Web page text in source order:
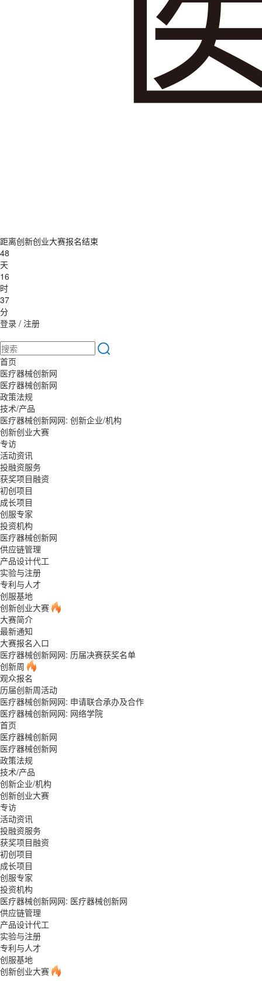
距离创新创业大赛报名结束
48
天
16
时
37
分
登录 / 注册
首页
医疗器械创新网
医疗器械创新网
政策法规
技术/产品
医疗器械创新网网: 创新企业/机构
创新创业大赛
专访
活动资讯
投融资服务
获奖项目融资
初创项目
成长项目
创服专家
投资机构
医疗器械创新网
供应链管理
产品设计代工
实验与注册
专利与人才
创服基地
创新创业大赛
大赛简介
最新通知
大赛报名入口
医疗器械创新网网: 历届决赛获奖名单
创新周
观众报名
历届创新周活动
医疗器械创新网网: 申请联合承办及合作
医疗器械创新网网: 网络学院
首页
医疗器械创新网
医疗器械创新网
政策法规
技术/产品
创新企业/机构
创新创业大赛
专访
活动资讯
投融资服务
获奖项目融资
初创项目
成长项目
创服专家
投资机构
医疗器械创新网网: 医疗器械创新网
供应链管理
产品设计代工
实验与注册
专利与人才
创服基地
创新创业大赛